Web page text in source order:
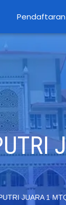
Pendaftaran
JUARA 1